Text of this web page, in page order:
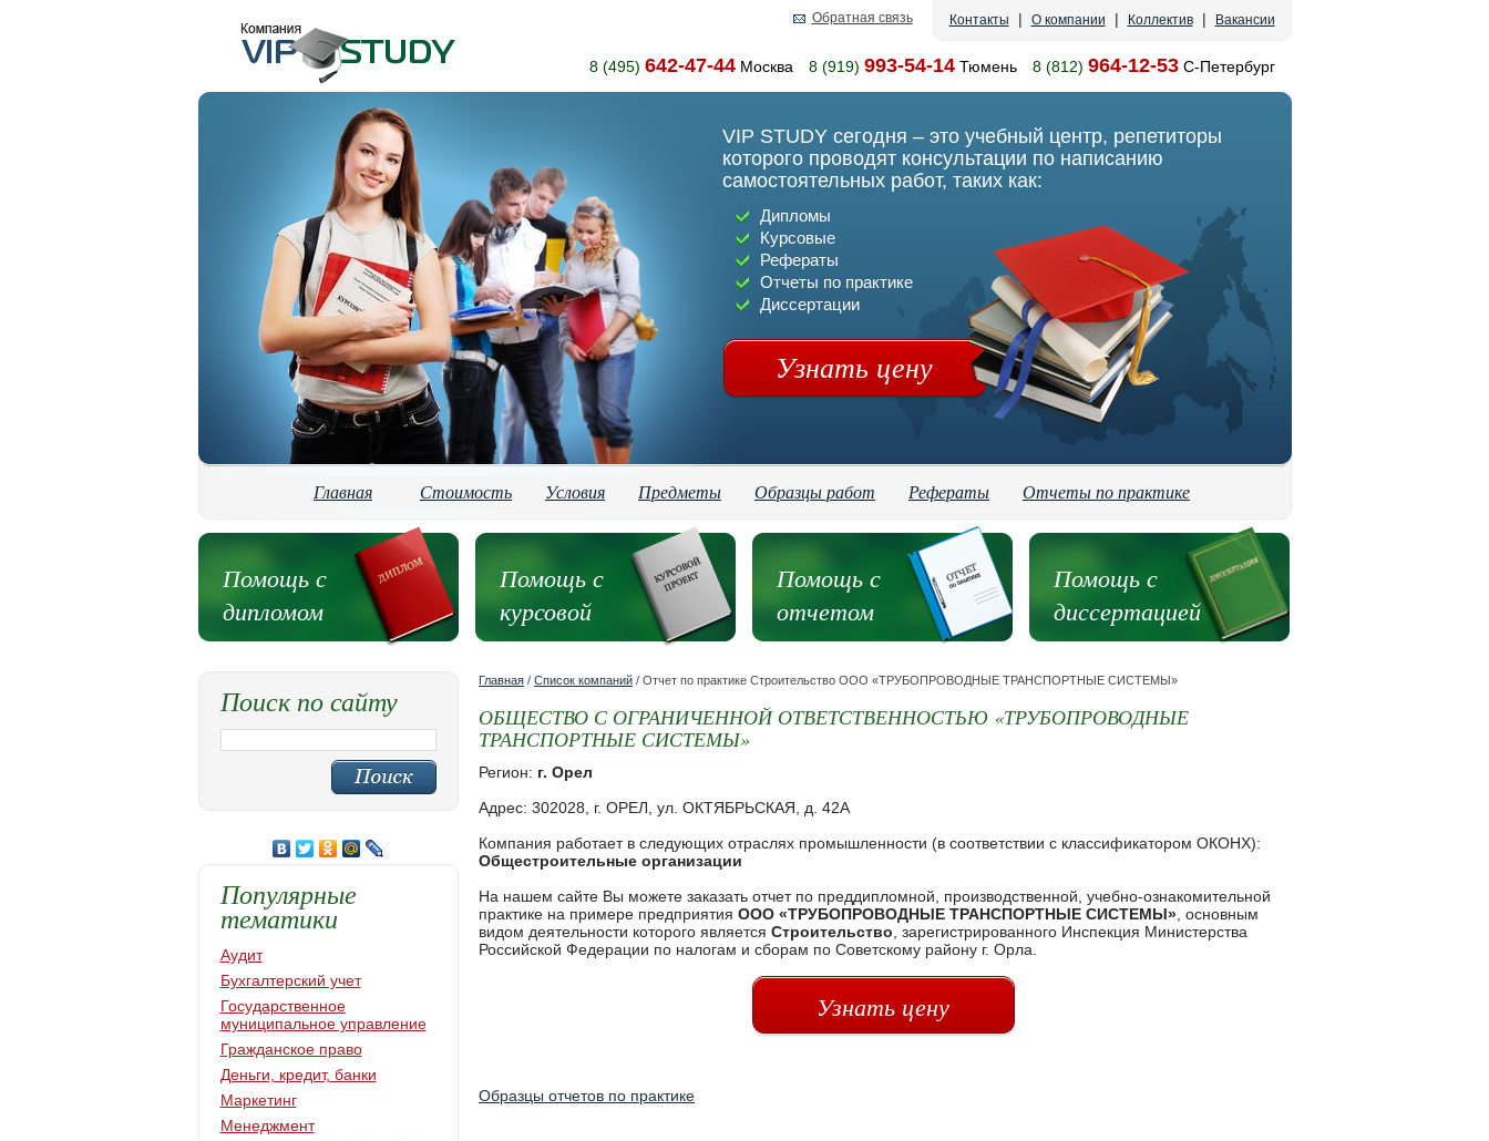
Контакты | О компании | Коллектив| Вакансии
Обратная связь
8 (495) 642-47-44Москва 8 (919) 993-54-14Тюмень 8 (812) 964-12-53С-Петербург
VIP STUDY сегодня – это учебный центр, репетиторы
которого проводят консультации по написанию
самостоятельных работ, таких как:
Дипломы
Курсовые
Рефераты
Отчеты по практике
Диссертации
Узнать цену
Главная Стоимость Условия Предметы Образцы работ Рефераты Отчеты по практике
Помощь с
дипломом
Помощь с
курсовой
Помощь с
отчетом
Помощь с
диссертацией
Главная / Список компаний / Отчет по практике Строительство ООО «ТРУБОПРОВОДНЫЕ ТРАНСПОРТНЫЕ СИСТЕМЫ»
ОБЩЕСТВО С ОГРАНИЧЕННОЙ ОТВЕТСТВЕННОСТЬЮ «ТРУБОПРОВОДНЫЕ
ТРАНСПОРТНЫЕ СИСТЕМЫ»
Регион: г. Орел
Адрес: 302028, г. ОРЕЛ, ул. ОКТЯБРЬСКАЯ, д. 42А
Компания работает в следующих отраслях промышленности (в соответствии с классификатором ОКОНХ):
Общестроительные организации
На нашем сайте Вы можете заказать отчет по преддипломной, производственной, учебно-ознакомительной
практике на примере предприятия ООО «ТРУБОПРОВОДНЫЕ ТРАНСПОРТНЫЕ СИСТЕМЫ» , основным
видом деятельности которого является Строительство , зарегистрированного Инспекция Министерства
Российской Федерации по налогам и сборам по Советскому району г. Орла.
Узнать цену
Образцы отчетов по практике
Поиск по сайту
Популярные
тематики
Аудит
Бухгалтерский учет
Государственное
муниципальное управление
Гражданское право
Деньги, кредит, банки
Маркетинг
Менеджмент